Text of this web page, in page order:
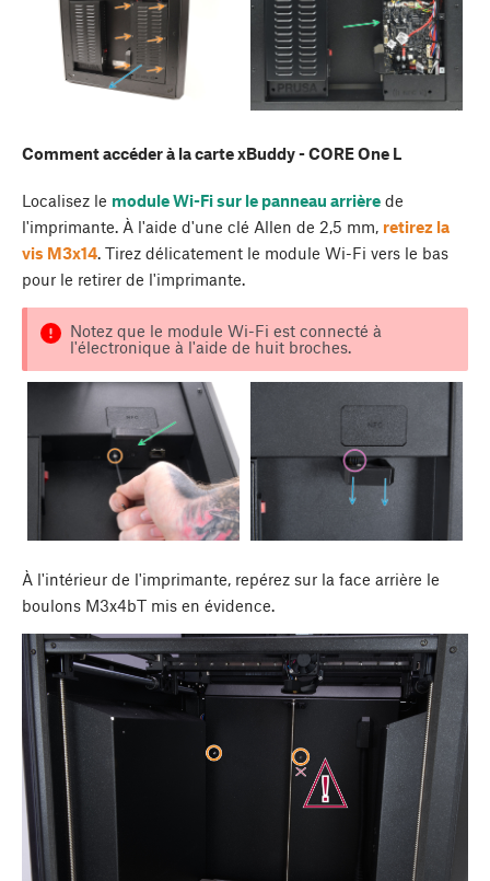
Comment accéder à la carte xBuddy - CORE One L
Localisez le module Wi-Fi sur le panneau arrière de
l'imprimante. À l'aide d'une clé Allen de 2,5 mm, retirez la
vis M3x14. Tirez délicatement le module Wi-Fi vers le bas
pour le retirer de l'imprimante.
Notez que le module Wi-Fi est connecté à
l'électronique à l'aide de huit broches.
À l'intérieur de l'imprimante, repérez sur la face arrière le
boulons M3x4bT mis en évidence.